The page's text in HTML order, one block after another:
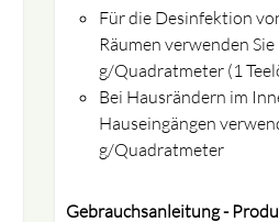
Für die Desinfektion
Räumen verwenden Sie
g/Quadratmeter (1
Bei Hausrändern im
Hauseingängen
g/Quadratmeter
Gebrauchsanleitung -
⇓ Bitte schauen Sie das
an und bestätigen dies
Sollten Sie noch Fragen zum
Sie uns auch
Ich bestätige das Video